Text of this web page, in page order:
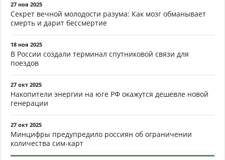
27 ноя 2025
Секрет вечной молодости разума: Как мозг обманывает
смерть и дарит бессмертие
18 ноя 2025
В России создали терминал спутниковой связи для
поездов
27 окт 2025
Накопители энергии на юге РФ окажутся дешевле новой
генерации
27 окт 2025
Минцифры предупредило россиян об ограничении
количества сим-карт